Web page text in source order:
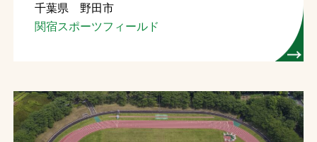
お問合せ
ソーシャルメディアポリシー
千葉県 野田市
関宿スポーツフィールド